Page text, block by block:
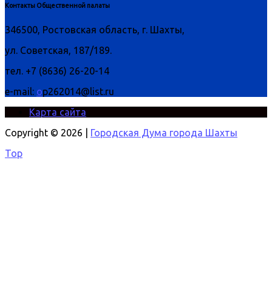
Контакты Общественной палаты
346500, Ростовская область, г. Шахты,
ул. Советская, 187/189.
тел. +7 (8636) 26-20-14
e-mail: op262014@list.ru
Карта сайта
Copyright © 2026 |
Городская Дума города Шахты
Top